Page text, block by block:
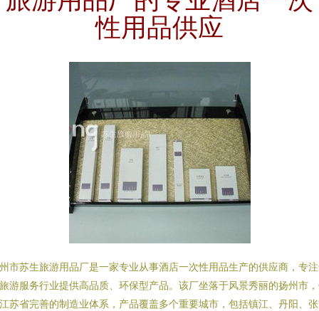
性用品供应
市苏生旅游用品厂是一家专业从事酒店一次性用品生产的供应商，专
游服务行业提供高品质、环保型产品。该厂坐落于风景秀丽的扬州市
苏省完善的制造业体系，产品覆盖多个重要城市，包括镇江、丹阳、